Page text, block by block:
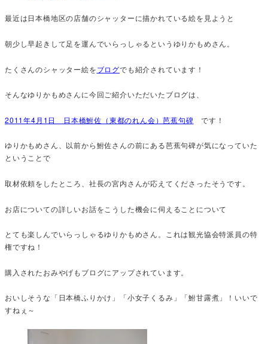
最近は日本橋地区の店舗のシャッターに描かれている絵を見ようと
朝少し早起きして足を運んでいらっしゃるというゆりかもめさん。
たくさんのシャッター絵をブログでも紹介されています！
そんなゆりかもめさんに今回ご紹介いただいたブログは、
2011年4月1日 日本橋鮒佐（東都のれん会）芭蕉句碑 です！
ゆりかもめさん、以前から鮒佐さんの前にある芭蕉句碑が気になっていた
ということで
取材依頼をしたところ、社長の宮内さんが応えてくださったそうです。
お店についての詳しいお話をこうした機会に伺えることについて
とても楽しんでいらっしゃるゆりかもめさん。これは観光協会特派員の特
権ですね！
購入されたおみやげもブログにアップされています。
おいしそうな「日本橋ふりかけ」「小女子くるみ」「鮒甘露煮」！いいで
すねぇ～